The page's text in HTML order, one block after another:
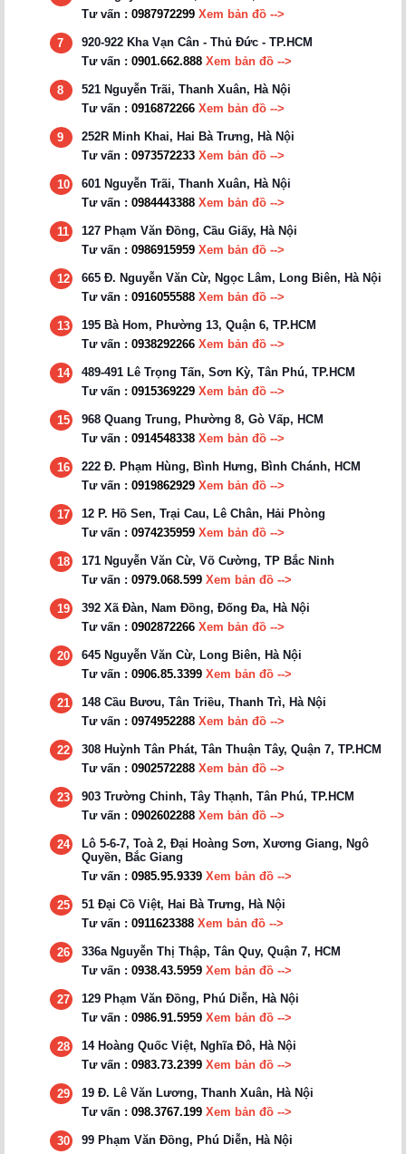
Tư vấn : 0987972299 Xem bản đồ -->
7
920-922 Kha Vạn Cân - Thủ Đức - TP.HCM
Tư vấn : 0901.662.888 Xem bản đồ -->
8
521 Nguyễn Trãi, Thanh Xuân, Hà Nội
Tư vấn : 0916872266 Xem bản đồ -->
9
252R Minh Khai, Hai Bà Trưng, Hà Nội
Tư vấn : 0973572233 Xem bản đồ -->
10
601 Nguyễn Trãi, Thanh Xuân, Hà Nội
Tư vấn : 0984443388 Xem bản đồ -->
11
127 Phạm Văn Đồng, Cầu Giấy, Hà Nội
Tư vấn : 0986915959 Xem bản đồ -->
12
665 Đ. Nguyễn Văn Cừ, Ngọc Lâm, Long Biên, Hà Nội
Tư vấn : 0916055588 Xem bản đồ -->
13
195 Bà Hom, Phường 13, Quận 6, TP.HCM
Tư vấn : 0938292266 Xem bản đồ -->
14
489-491 Lê Trọng Tấn, Sơn Kỳ, Tân Phú, TP.HCM
Tư vấn : 0915369229 Xem bản đồ -->
15
968 Quang Trung, Phường 8, Gò Vấp, HCM
Tư vấn : 0914548338 Xem bản đồ -->
16
222 Đ. Phạm Hùng, Bình Hưng, Bình Chánh, HCM
Tư vấn : 0919862929 Xem bản đồ -->
17
12 P. Hồ Sen, Trại Cau, Lê Chân, Hải Phòng
Tư vấn : 0974235959 Xem bản đồ -->
18
171 Nguyễn Văn Cừ, Võ Cường, TP Bắc Ninh
Tư vấn : 0979.068.599 Xem bản đồ -->
19
392 Xã Đàn, Nam Đồng, Đống Đa, Hà Nội
Tư vấn : 0902872266 Xem bản đồ -->
20
645 Nguyễn Văn Cừ, Long Biên, Hà Nội
Tư vấn : 0906.85.3399 Xem bản đồ -->
21
148 Cầu Bươu, Tân Triều, Thanh Trì, Hà Nội
Tư vấn : 0974952288 Xem bản đồ -->
22
308 Huỳnh Tân Phát, Tân Thuận Tây, Quận 7, TP.HCM
Tư vấn : 0902572288 Xem bản đồ -->
23
903 Trường Chinh, Tây Thạnh, Tân Phú, TP.HCM
Tư vấn : 0902602288 Xem bản đồ -->
24
Lô 5-6-7, Toà 2, Đại Hoàng Sơn, Xương Giang, Ngô
Quyền, Bắc Giang
Tư vấn : 0985.95.9339 Xem bản đồ -->
25
51 Đại Cồ Việt, Hai Bà Trưng, Hà Nội
Tư vấn : 0911623388 Xem bản đồ -->
26
336a Nguyễn Thị Thập, Tân Quy, Quận 7, HCM
Tư vấn : 0938.43.5959 Xem bản đồ -->
27
129 Phạm Văn Đồng, Phú Diễn, Hà Nội
Tư vấn : 0986.91.5959 Xem bản đồ -->
28
14 Hoàng Quốc Việt, Nghĩa Đô, Hà Nội
Tư vấn : 0983.73.2399 Xem bản đồ -->
29
19 Đ. Lê Văn Lương, Thanh Xuân, Hà Nội
Tư vấn : 098.3767.199 Xem bản đồ -->
30
99 Phạm Văn Đồng, Phú Diễn, Hà Nội